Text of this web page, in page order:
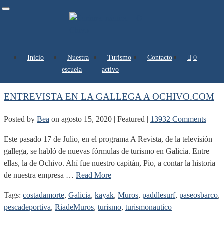
Toggle
Inicio
Nuestra
escuela
Turismo
activo
Contacto 0 artículos
ENTREVISTA EN LA GALLEGA A OCHIVO.COM
Posted by Bea on agosto 15, 2020 | Featured | 13932 Comments
Este pasado 17 de Julio, en el programa A Revista, de la televisión
gallega, se habló de nuevas fórmulas de turismo en Galicia. Entre
ellas, la de Ochivo. Ahí fue nuestro capitán, Pio, a contar la historia
de nuestra empresa … Read More
Tags: costadamorte, Galicia, kayak, Muros, paddlesurf, paseosbarco,
pescadeportiva, RiadeMuros, turismo, turismonautico